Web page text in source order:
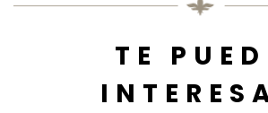
TE